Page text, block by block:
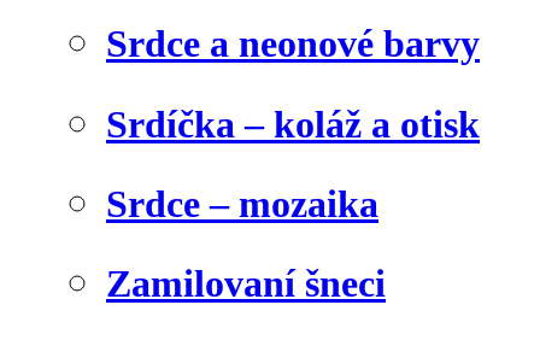
Srdce a neonové barvy
Srdíčka – koláž a otisk
Srdce – mozaika
Zamilovaní šneci